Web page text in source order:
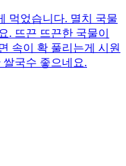
먹었습니다. 멸치 국물
. 뜨끈 뜨끈한 국물이
속이 확 풀리는게 시원
국수 좋으네요.